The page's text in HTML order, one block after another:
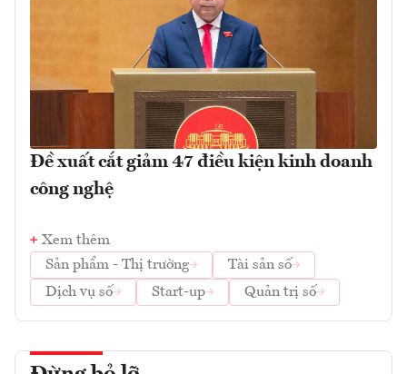
Đề xuất cắt giảm 47 điều kiện kinh doanh
công nghệ
Xem thêm
Sản phẩm - Thị trường
Tài sản số
Dịch vụ số
Start-up Quản trị số